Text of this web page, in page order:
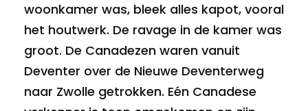
woonkamer was, bleek alles kapot, vooral
het houtwerk. De ravage in de kamer was
groot. De Canadezen waren vanuit
Deventer over de Nieuwe Deventerweg
naar Zwolle getrokken. Eén Canadese